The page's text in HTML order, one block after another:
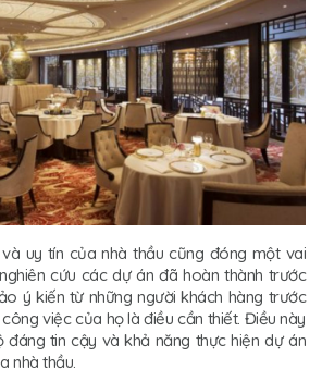
uy tín của nhà thầu cũng đóng một vai
cứu các dự án đã hoàn thành trước
ý kiến từ những người khách hàng trước
việc của họ là điều cần thiết. Điều này
đáng tin cậy và khả năng thực hiện dự án
nhà thầu.